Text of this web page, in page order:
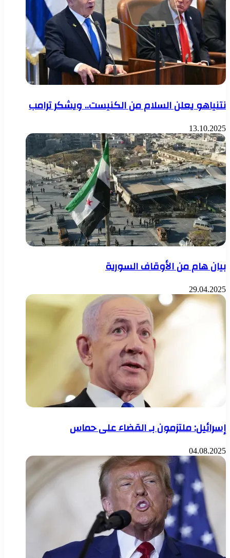
نتنياهو يعلن السلام من الكنيست.. ويشكر ترامب
13.10.2025
بيان هام من الأوقاف السورية
29.04.2025
إسرائيل: ملتزمون بـ القضاء على حماس
04.08.2025